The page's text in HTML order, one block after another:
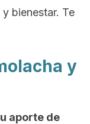
bienestar. Te
y
aporte de